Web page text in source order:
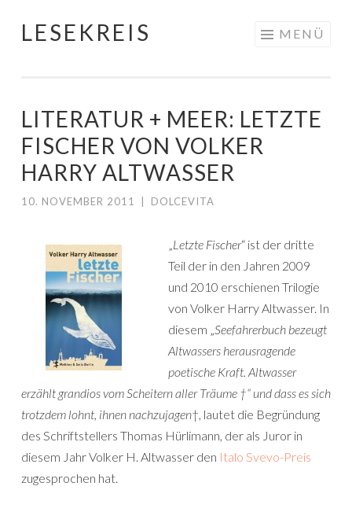
Springe
LESEKREIS MENÜ
LITERATUR + MEER: LETZTE
FISCHER VON VOLKER
HARRY ALTWASSER
10. NOVEMBER 2011 DOLCEVITA
„Letzte Fischer“ ist der dritte
Teil der in den Jahren 2009
und 2010 erschienen Trilogie
von Volker Harry Altwasser. In
diesem „Seefahrerbuch bezeugt
Altwassers herausragende
poetische Kraft. Altwasser
erzählt grandios vom Scheitern aller Träume †“ und dass es sich
trotzdem lohnt, ihnen nachzujagen†, lautet die Begründung
des Schriftstellers Thomas Hürlimann, der als Juror in
diesem Jahr Volker H. Altwasser den Italo Svevo-Preis
zugesprochen hat.